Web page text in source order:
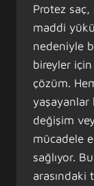
Protez
maddi
nedeniyle
bireyler
çözüm.
yaşayanlar
değişim
mücadele
sağlıyor.
arasındaki